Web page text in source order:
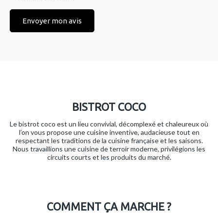
Envoyer mon avis
BISTROT COCO
Le bistrot coco est un lieu convivial, décomplexé et chaleureux où
l’on vous propose une cuisine inventive, audacieuse tout en
respectant les traditions de la cuisine française et les saisons.
Nous travaillions une cuisine de terroir moderne, privilégions les
circuits courts et les produits du marché.
COMMENT ÇA MARCHE ?